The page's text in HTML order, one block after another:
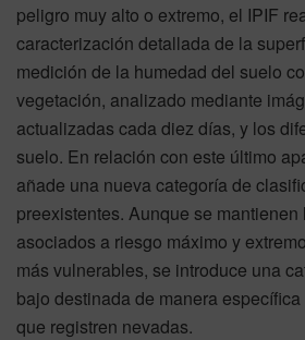
peligro muy alto o extremo, el IPIF
caracterización detallada de la
medición de la humedad del suelo
vegetación, analizado mediante
actualizadas cada diez días, y los
suelo. En relación con este último
añade una nueva categoría de
preexistentes. Aunque se mantienen
asociados a riesgo máximo y
más vulnerables, se introduce una
bajo destinada de manera
que registren nevadas.